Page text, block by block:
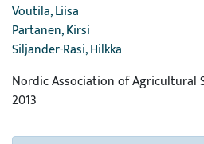
Voutila, Liisa
Partanen, Kirsi
Siljander-Rasi, Hilkka
Nordic Association of Agricultural
2013